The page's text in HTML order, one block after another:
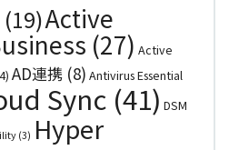
(19)Active
(27) Active
AD連携 (8) Antivirus Essential
Sync (41) DSM
(3) Hyper